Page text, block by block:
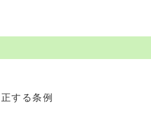
する条例